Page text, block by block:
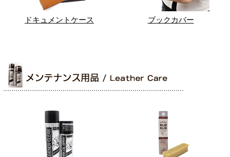
ドキュメントケース ブックカバー